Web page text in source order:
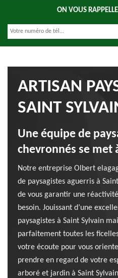
ON VOUS
ARTISAN
SAINT
Une équipe de
chevronnés se met
Notre entreprise Olbert
de paysagistes aguerris à
de vous garantir une
besoin. Jouissant d’une
paysagistes à Saint Sylvain
parfaitement toutes les
votre écoute pour vous
prendre en regard de votre
arboré et jardin à Saint